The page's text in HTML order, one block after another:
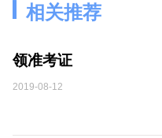
相关推荐
领准考证
2019-08-12